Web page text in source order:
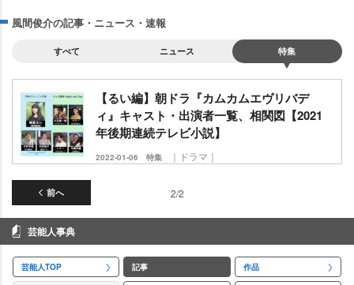
風間俊介の記事・ニュース・速報
すべて ニュース 特集
【るい編】朝ドラ『カムカムエヴリバデ
ィ』キャスト・出演者一覧、相関図【2021
年後期連続テレビ小説】
2022-01-06 特集 ｜ドラマ｜
前へ 2/2
芸能人事典
芸能人TOP 記事 作品